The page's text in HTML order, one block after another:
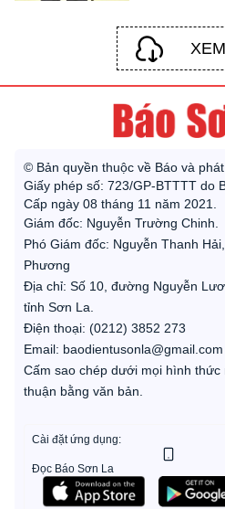
© Bản quyền thuộc về Báo và
Giấy phép số: 723/GP-BTTTT do
Cấp ngày 08 tháng 11 năm 2021.
Giám đốc: Nguyễn Trường Chinh.
Phó Giám đốc: Nguyễn Thanh
Phương
Địa chỉ: Số 10, đường Nguyễn
tỉnh Sơn La.
Điện thoại: (0212) 3852 273
Email: baodientusonla@gmail.com
Cấm sao chép dưới mọi hình thức
thuận bằng văn bản.
Cài đặt ứng dụng:
Đọc Báo Sơn La